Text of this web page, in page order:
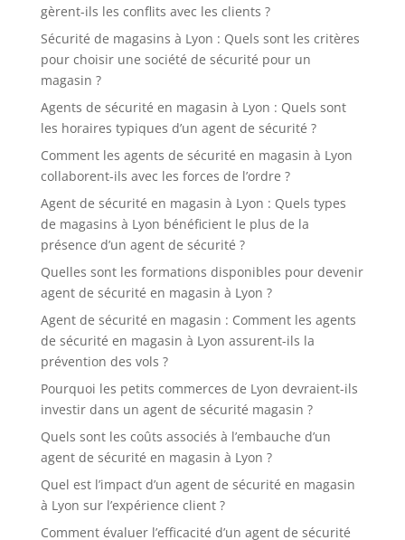
gèrent-ils les conflits avec les clients ?
Sécurité de magasins à Lyon : Quels sont les critères
pour choisir une société de sécurité pour un
magasin ?
Agents de sécurité en magasin à Lyon : Quels sont
les horaires typiques d’un agent de sécurité ?
Comment les agents de sécurité en magasin à Lyon
collaborent-ils avec les forces de l’ordre ?
Agent de sécurité en magasin à Lyon : Quels types
de magasins à Lyon bénéficient le plus de la
présence d’un agent de sécurité ?
Quelles sont les formations disponibles pour devenir
agent de sécurité en magasin à Lyon ?
Agent de sécurité en magasin : Comment les agents
de sécurité en magasin à Lyon assurent-ils la
prévention des vols ?
Pourquoi les petits commerces de Lyon devraient-ils
investir dans un agent de sécurité magasin ?
Quels sont les coûts associés à l’embauche d’un
agent de sécurité en magasin à Lyon ?
Quel est l’impact d’un agent de sécurité en magasin
à Lyon sur l’expérience client ?
Comment évaluer l’efficacité d’un agent de sécurité